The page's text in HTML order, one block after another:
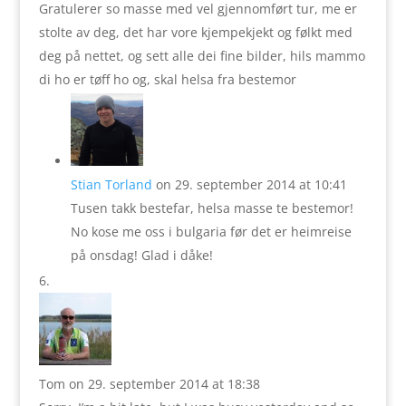
Gratulerer so masse med vel gjennomført tur, me er
stolte av deg, det har vore kjempekjekt og følkt med
deg på nettet, og sett alle dei fine bilder, hils mammo
di ho er tøff ho og, skal helsa fra bestemor
Stian Torland on 29. september 2014 at 10:41
Tusen takk bestefar, helsa masse te bestemor!
No kose me oss i bulgaria før det er heimreise
på onsdag! Glad i dåke!
Tom on 29. september 2014 at 18:38